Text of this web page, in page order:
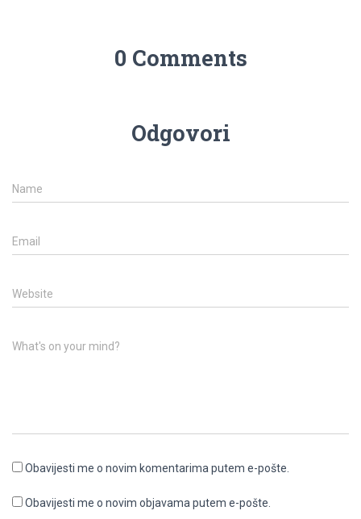
0 Comments
Odgovori
Name
Email
Website
What's on your mind?
Obavijesti me o novim komentarima putem e-pošte.
Obavijesti me o novim objavama putem e-pošte.